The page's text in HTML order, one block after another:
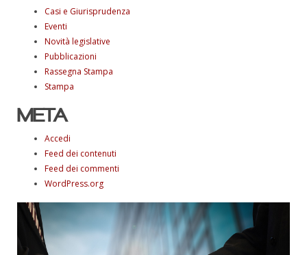
Casi e Giurisprudenza
Eventi
Novità legislative
Pubblicazioni
Rassegna Stampa
Stampa
META
Accedi
Feed dei contenuti
Feed dei commenti
WordPress.org